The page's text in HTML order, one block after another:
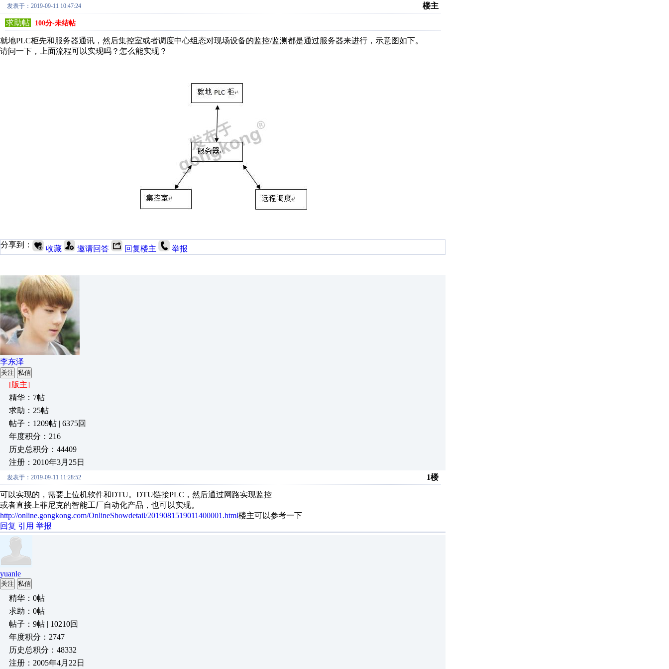
发表于：2019-09-11 10:47:24
楼主
求助帖
100分-未结帖
就地PLC柜先和服务器通讯，然后集控室或者调度中心组态对现场设备的监控/监测都是通过服务器来进行，示意图如下。
请问一下，上面流程可以实现吗？怎么能实现？
分享到： 收藏 邀请回答 回复楼主 举报
李东泽
关注 私信
[版主]
精华：7帖
求助：25帖
帖子：1209帖 | 6375回
年度积分：216
历史总积分：44409
注册：2010年3月25日
发表于：2019-09-11 11:28:52 1楼
可以实现的，需要上位机软件和DTU。DTU链接PLC，然后通过网路实现监控
或者直接上菲尼克的智能工厂自动化产品，也可以实现。
http://online.gongkong.com/OnlineShowdetail/2019081519011400001.html楼主可以参考一下
回复 引用 举报
yuanle
关注 私信
精华：0帖
求助：0帖
帖子：9帖 | 10210回
年度积分：2747
历史总积分：48332
注册：2005年4月22日